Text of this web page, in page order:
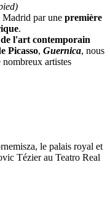
Madrid par une première
.
l'art contemporain
Picasso, Guernica, nous
artistes
le palais royal et
Tézier au Teatro Real